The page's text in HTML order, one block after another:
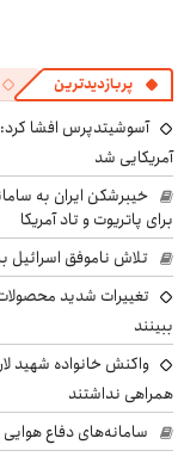
پربازدیدترین
آمریکایی شد
خیبرشکن ایران به
برای پاتریوت و تاد آمریکا
تلاش ناموفق اسرائیل
ببینند
واکنش خانواده شهید
همراهی نداشتند
سامانه‌های دفاع